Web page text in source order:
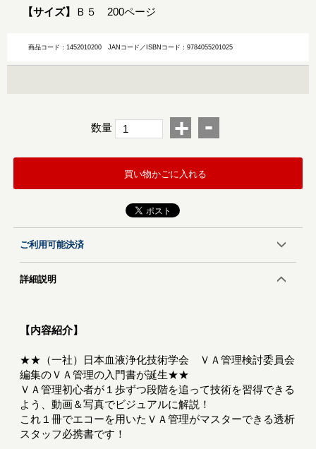
【サイズ】 Ｂ５ 200ページ
商品コード：1452010200JANコード／ISBNコード：9784055201025
数量 + -
買い物かごに入れる
ご利用可能決済
詳細説明
【内容紹介】
★★（一社）日本血液浄化技術学会 ＶＡ管理検討委員会
編集のＶＡ管理の入門書が誕生★★
ＶＡ管理初心者が１歩ずつ段階を追って技術を習得できる
よう、動画＆写真でビジュアルに解説！
これ１冊でエコーを用いたＶＡ管理がマスターできる透析
スタッフ必携書です！